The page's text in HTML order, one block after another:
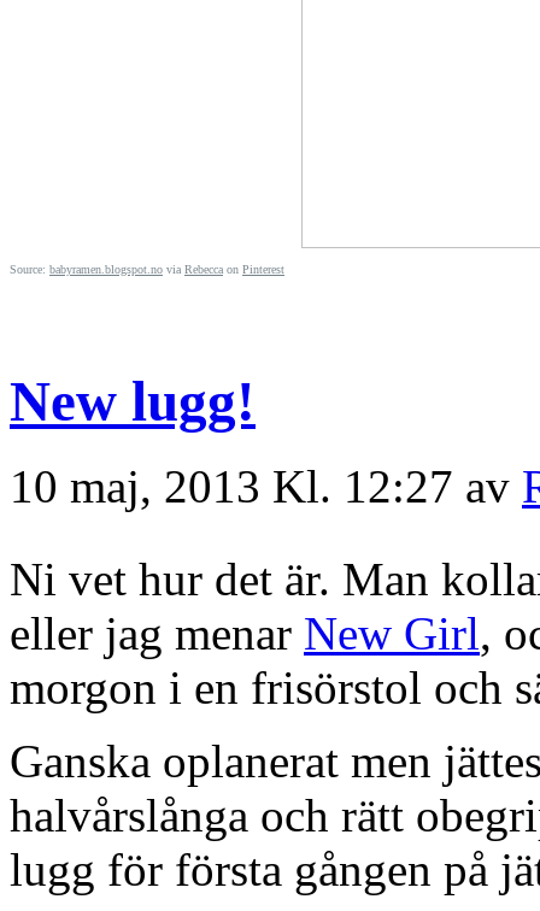
Source: babyramen.blogspot.no via Rebecca on Pinterest
New lugg!
10 maj, 2013 Kl. 12:27 av
Ni vet hur det är. Man
eller jag menar New Girl,
morgon i en frisörstol och
Ganska oplanerat men
halvårslånga och rätt
lugg för första gången på